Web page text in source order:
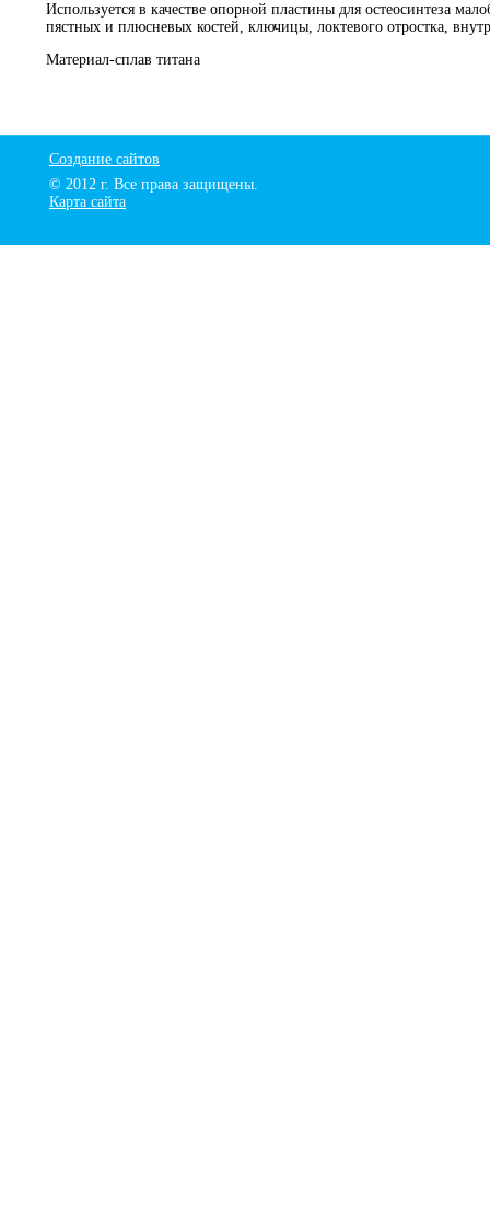
Используется в качестве опорной пластины для остеосинтеза
пястных и плюсневых костей, ключицы, локтевого отростка,
Материал-сплав титана
Создание сайтов
© 2012 г. Все права защищены.
Карта сайта